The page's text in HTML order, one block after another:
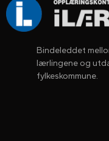
Bindeleddet
lærlingene og
fylkeskommune.